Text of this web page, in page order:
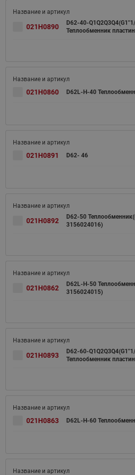
021H0890
D62-40-
Теплообменник
021H0860 D62L-H-40
021H0891 D62- 46
021H0892
D62-50
3156024016)
021H0862
D62L-H-50
3156024015)
021H0893
D62-60-
Теплообменник
021H0863 D62L-H-60